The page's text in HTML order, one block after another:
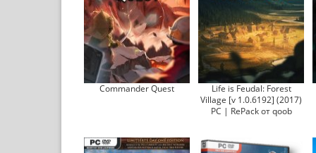
Commander Quest
Life is Feudal: Forest
Village [v 1.0.6192] (2017)
PC | RePack от qoob